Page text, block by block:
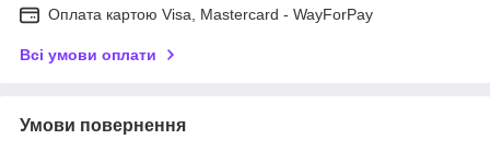
Оплата картою Visa, Mastercard - WayForPay
Всі умови оплати
Умови повернення